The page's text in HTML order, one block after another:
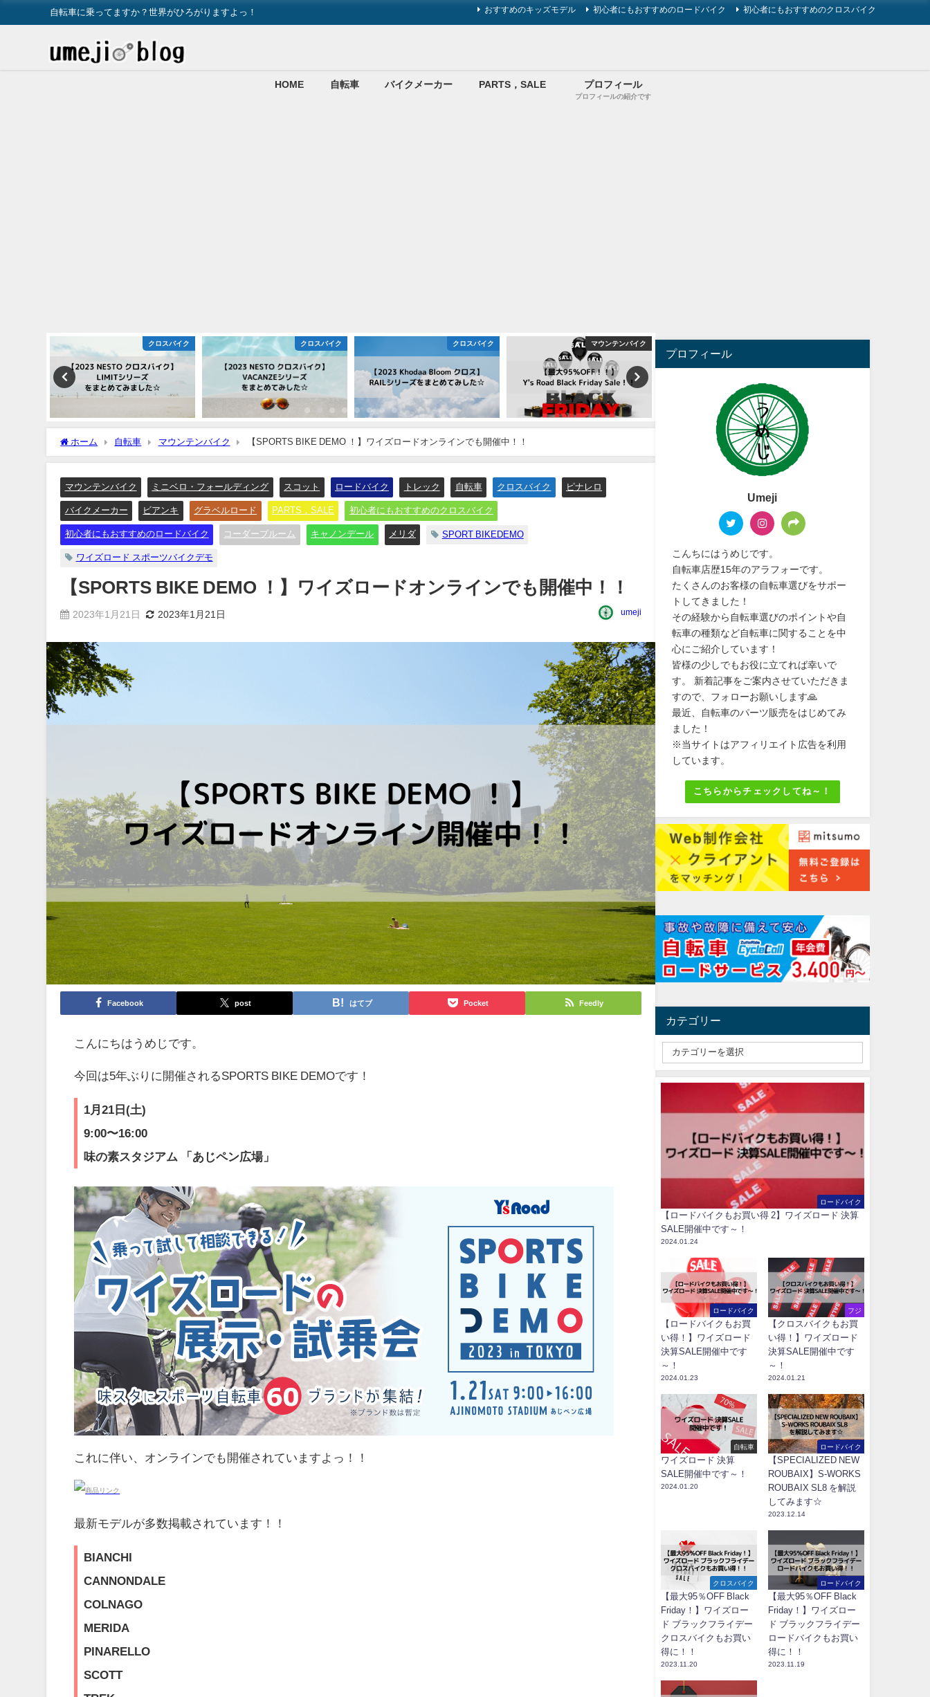
自転車に乗ってますか？世界がひろがりますよっ！ おすすめのキッズモデル 初心者にもおすすめのロードバイク 初心者にもおすすめのクロスバイク
HOME 自転車 バイクメーカー PARTS，SALE プロフィール
プロフィールの紹介です
クロスバイク クロスバイク クロスバイク マウンテンバイク
ホーム 自転車 マウンテンバイク 【SPORTS BIKE DEMO ！】ワイズロードオンラインでも開催中！！
マウンテンバイク ミニベロ・フォールディング スコット ロードバイク トレック 自転車 クロスバイク ピナレロ
バイクメーカー ビアンキ グラベルロード PARTS，SALE 初心者にもおすすめのクロスバイク
初心者にもおすすめのロードバイク コーダーブルーム キャノンデール メリダ SPORT BIKEDEMO
ワイズロード スポーツバイクデモ
【SPORTS BIKE DEMO ！】ワイズロードオンラインでも開催中！！
2023年1月21日 2023年1月21日 umeji
Facebook post はてブ Pocket Feedly
こんにちはうめじです。
今回は5年ぶりに開催されるSPORTS BIKE DEMOです！
1月21日(土)
9:00〜16:00
味の素スタジアム 「あじペン広場」
これに伴い、オンラインでも開催されていますよっ！！
最新モデルが多数掲載されています！！
BIANCHI
CANNONDALE
COLNAGO
MERIDA
PINARELLO
SCOTT
プロフィール
Umeji
こんちにはうめじです。
自転車店歴15年のアラフォーです。
たくさんのお客様の自転車選びをサポー
トしてきました！
その経験から自転車選びのポイントや自
転車の種類など自転車に関することを中
心にご紹介しています！
皆様の少しでもお役に立てれば幸いで
す。 新着記事をご案内させていただきま
すので、フォローお願いします🙏
最近、自転車のパーツ販売をはじめてみ
ました！
※当サイトはアフィリエイト広告を利用
しています。
こちらからチェックしてね～！
カテゴリー
ロードバイク
【ロードバイクもお買い得 2】ワイズロード 決算
SALE開催中です～！
2024.01.24
ロードバイク
【ロードバイクもお買
い得！】ワイズロード
決算SALE開催中です
～！
2024.01.23
フジ
【クロスバイクもお買
い得！】ワイズロード
決算SALE開催中です
～！
2024.01.21
自転車
ワイズロード 決算
SALE開催中です～！
2024.01.20
ロードバイク
【SPECIALIZED NEW
ROUBAIX】S-WORKS
ROUBAIX SL8 を解説
してみます☆
2023.12.14
クロスバイク
【最大95％OFF Black
Friday！】ワイズロー
ド ブラックフライデー
クロスバイクもお買い
得に！！
2023.11.20
ロードバイク
【最大95％OFF Black
Friday！】ワイズロー
ド ブラックフライデー
ロードバイクもお買い
得に！！
2023.11.19